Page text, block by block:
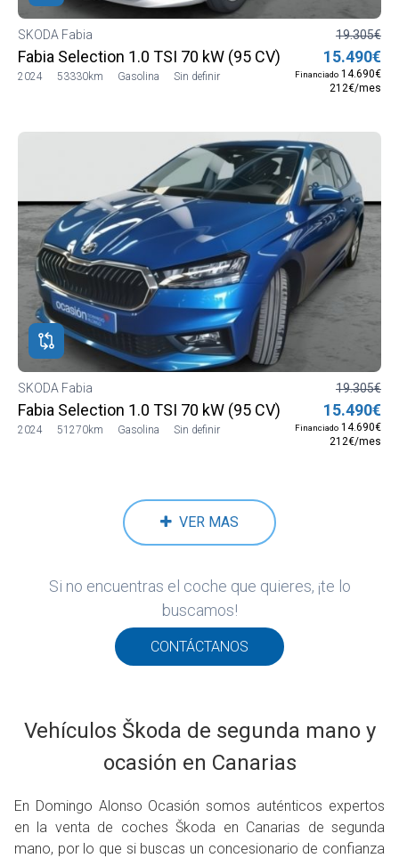
SKODA Fabia
Fabia Selection 1.0 TSI 70 kW (95 CV) Manual 5 vel.
2024 53330km Gasolina Sin definir
19.305€
15.490€
Financiado 14.690€
212€/mes
SKODA Fabia
Fabia Selection 1.0 TSI 70 kW (95 CV) Manual 5 vel.
2024 51270km Gasolina Sin definir
19.305€
15.490€
Financiado 14.690€
212€/mes
VER MAS
Si no encuentras el coche que quieres, ¡te lo
buscamos!
CONTÁCTANOS
Vehículos Škoda de segunda mano y
ocasión en Canarias
En Domingo Alonso Ocasión somos auténticos expertos
en la venta de coches Škoda en Canarias de segunda
mano, por lo que si buscas un concesionario de confianza